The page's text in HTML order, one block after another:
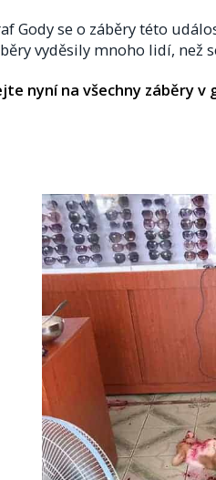
Gody se o záběry této
vyděsily mnoho lidí, než
nyní na všechny záběry v